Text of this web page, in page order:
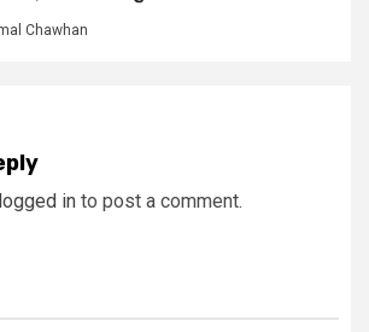
Chawhan
logged in to post a comment.